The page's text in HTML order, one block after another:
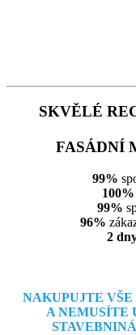
SKVĚLÉ
FASÁDNÍ
99%
100%
99%
96%
2
NAKUPUJTE VŠE
A NEMUSÍTE